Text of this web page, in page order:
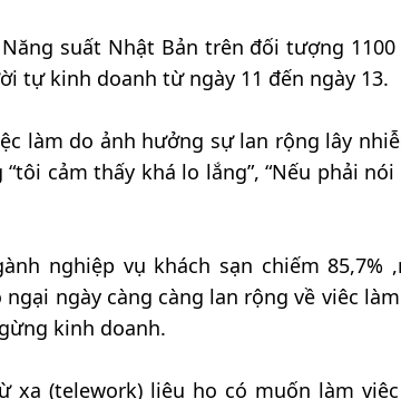
suất Nhật Bản trên đối tượng
tự kinh doanh từ ngày 11 đến ngày 13.
làm do ảnh hưởng sự lan rộng lây
cảm thấy khá lo lắng”, “Nếu phải
nghiệp vụ khách sạn chiếm 85,7%
ngày càng càng lan rộng về viêc
kinh doanh.
xa (telework) liệu họ có muốn làm